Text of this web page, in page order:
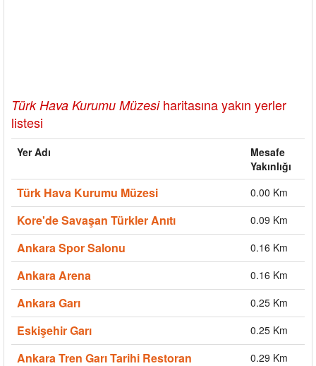
Türk Hava Kurumu Müzesiharitasına yakın yerler
listesi
Yer Adı
Mesafe
Yakınlığı
Türk Hava Kurumu Müzesi 0.00 Km
Kore'de Savaşan Türkler Anıtı 0.09 Km
Ankara Spor Salonu 0.16 Km
Ankara Arena 0.16 Km
Ankara Garı 0.25 Km
Eskişehir Garı 0.25 Km
Ankara Tren Garı Tarihi Restoran 0.29 Km